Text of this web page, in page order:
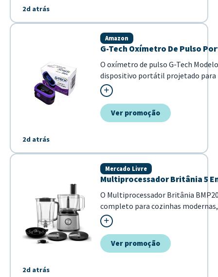
2d atrás
2d atrás
G-Tech Oxímetro De Pulso
Amazon
O oxímetro de pulso G-Tech
dispositivo portátil projetado para
no sangue (SpO2) e frequência
precisa. Destaca-se por sua tela
visualização dos dados em tempo
Ver promoção
2d atrás
Multiprocessador Britânia 5
Mercado Livre
O Multiprocessador Britânia
completo para cozinhas
liquidificador, batedeira, mixer e
dispositivo. Ideal para quem busca
Ver promoção